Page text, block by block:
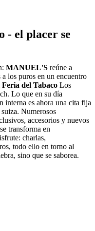
- el placer se
MANUEL'S reúne a
los puros en un encuentro
Feria del Tabaco Los
Lo que en su día
interna es ahora una cita fija
Numerosos
accesorios y nuevos
transforma en
charlas,
todo ello en torno al
sino que se saborea.